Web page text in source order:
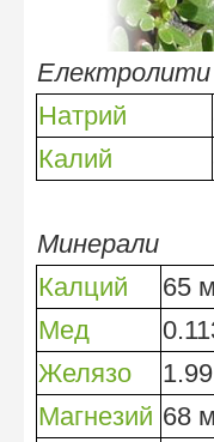
Eлектролити
Натрий
Калий
Mинерали
Калций
65
Мед
Желязо
Maгнезий 68